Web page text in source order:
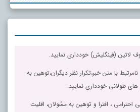
لاتین (فینگلیش) خودداری نمایید.
با متن خبر،تکرار نظر دیگران،توهین به
های طولانی خودداری نمایید.
احترامی ، افترا و توهین به مسٔولان، اقلیت